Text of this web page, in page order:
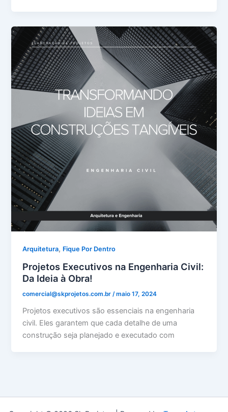
Arquitetura, Fique Por Dentro
Projetos Executivos na Engenharia Civil:
Da Ideia à Obra!
comercial@skprojetos.com.br /maio 17, 2024
Projetos executivos são essenciais na engenharia
civil. Eles garantem que cada detalhe de uma
construção seja planejado e executado com